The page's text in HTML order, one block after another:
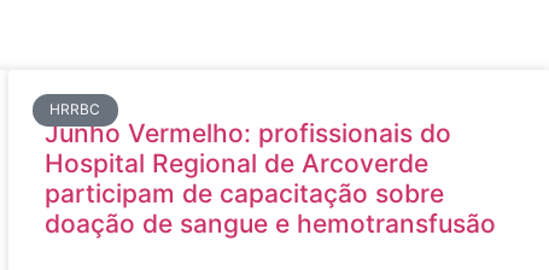
HRRBC
Junho Vermelho: profissionais do
Hospital Regional de Arcoverde
participam de capacitação sobre
doação de sangue e hemotransfusão